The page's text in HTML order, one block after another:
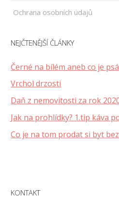
Ochrana osobních údajů
NEJČTENĚJŠÍ ČLÁNKY
Černé na bílém aneb co je
Vrchol drzosti
Daň z nemovitosti za rok
Jak na prohlídky? 1.tip káva
Co je na tom prodat si byt
KONTAKT